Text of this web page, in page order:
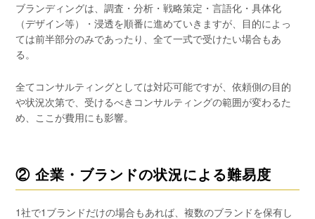
ブランディングは、調査・分析・戦略策定・言語化・具体化
（デザイン等）・浸透を順番に進めていきますが、目的によっ
ては前半部分のみであったり、全て一式で受けたい場合もあ
る。
全てコンサルティングとしては対応可能ですが、依頼側の目的
や状況次第で、受けるべきコンサルティングの範囲が変わるた
め、ここが費用にも影響。
② 企業・ブランドの状況による難易度
1社で1ブランドだけの場合もあれば、複数のブランドを保有し